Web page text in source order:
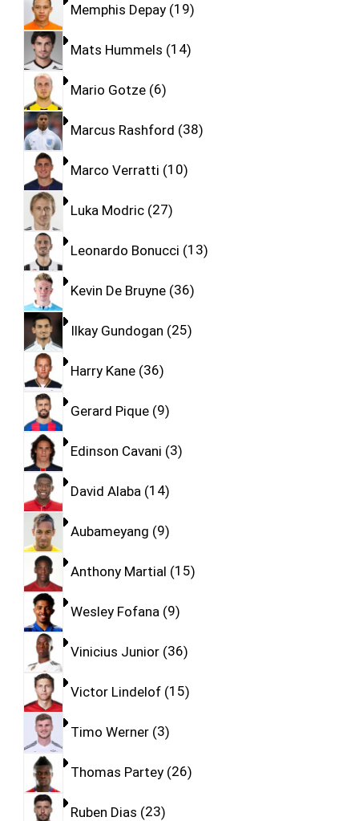
Memphis Depay 19
Mats Hummels 14
Mario Gotze 6
Marcus Rashford 38
Marco Verratti 10
Luka Modric 27
Leonardo Bonucci 13
Kevin De Bruyne 36
Ilkay Gundogan 25
Harry Kane 36
Gerard Pique 9
Edinson Cavani 3
David Alaba 14
Aubameyang 9
Anthony Martial 15
Wesley Fofana 9
Vinicius Junior 36
Victor Lindelof 15
Timo Werner 3
Thomas Partey 26
Ruben Dias 23